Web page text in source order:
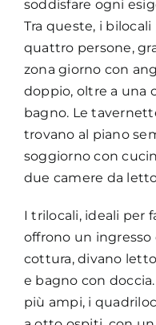
soddisfare ogni
Tra queste, i
quattro persone,
zona giorno con
doppio, oltre a una
bagno. Le
trovano al piano
soggiorno con
due camere da
I trilocali, ideali per
offrono un ingresso
cottura, divano
e bagno con
più ampi, i